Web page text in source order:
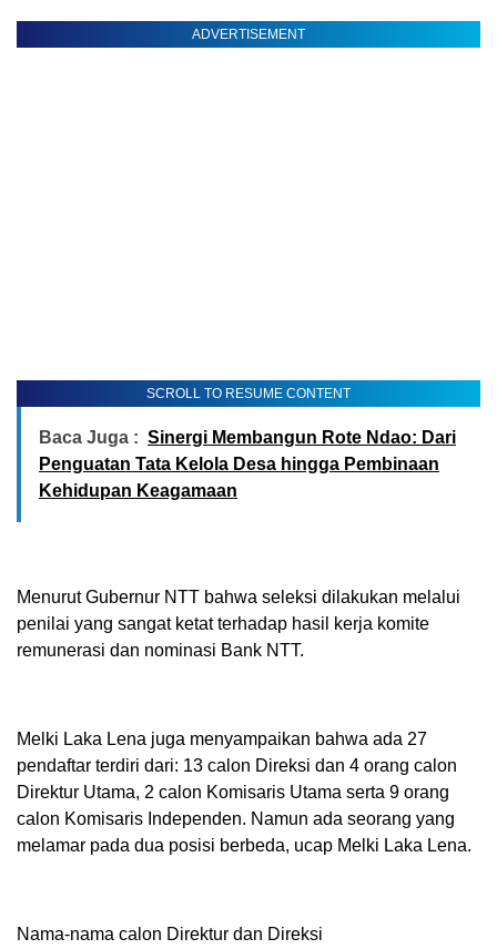
ADVERTISEMENT
SCROLL TO RESUME CONTENT
Baca Juga : Sinergi Membangun Rote Ndao: Dari
Penguatan Tata Kelola Desa hingga Pembinaan
Kehidupan Keagamaan
Menurut Gubernur NTT bahwa seleksi dilakukan melalui
penilai yang sangat ketat terhadap hasil kerja komite
remunerasi dan nominasi Bank NTT.
Melki Laka Lena juga menyampaikan bahwa ada 27
pendaftar terdiri dari: 13 calon Direksi dan 4 orang calon
Direktur Utama, 2 calon Komisaris Utama serta 9 orang
calon Komisaris Independen. Namun ada seorang yang
melamar pada dua posisi berbeda, ucap Melki Laka Lena.
Nama-nama calon Direktur dan Direksi